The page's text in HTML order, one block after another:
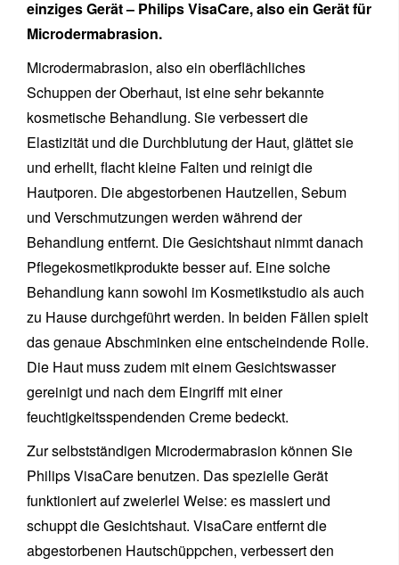
einziges Gerät – Philips VisaCare, also ein Gerät für
Microdermabrasion.
Microdermabrasion, also ein oberflächliches
Schuppen der Oberhaut, ist eine sehr bekannte
kosmetische Behandlung. Sie verbessert die
Elastizität und die Durchblutung der Haut, glättet sie
und erhellt, flacht kleine Falten und reinigt die
Hautporen. Die abgestorbenen Hautzellen, Sebum
und Verschmutzungen werden während der
Behandlung entfernt. Die Gesichtshaut nimmt danach
Pflegekosmetikprodukte besser auf. Eine solche
Behandlung kann sowohl im Kosmetikstudio als auch
zu Hause durchgeführt werden. In beiden Fällen spielt
das genaue Abschminken eine entscheindende Rolle.
Die Haut muss zudem mit einem Gesichtswasser
gereinigt und nach dem Eingriff mit einer
feuchtigkeitsspendenden Creme bedeckt.
Zur selbstständigen Microdermabrasion können Sie
Philips VisaCare benutzen. Das spezielle Gerät
funktioniert auf zweierlei Weise: es massiert und
schuppt die Gesichtshaut. VisaCare entfernt die
abgestorbenen Hautschüppchen, verbessert den